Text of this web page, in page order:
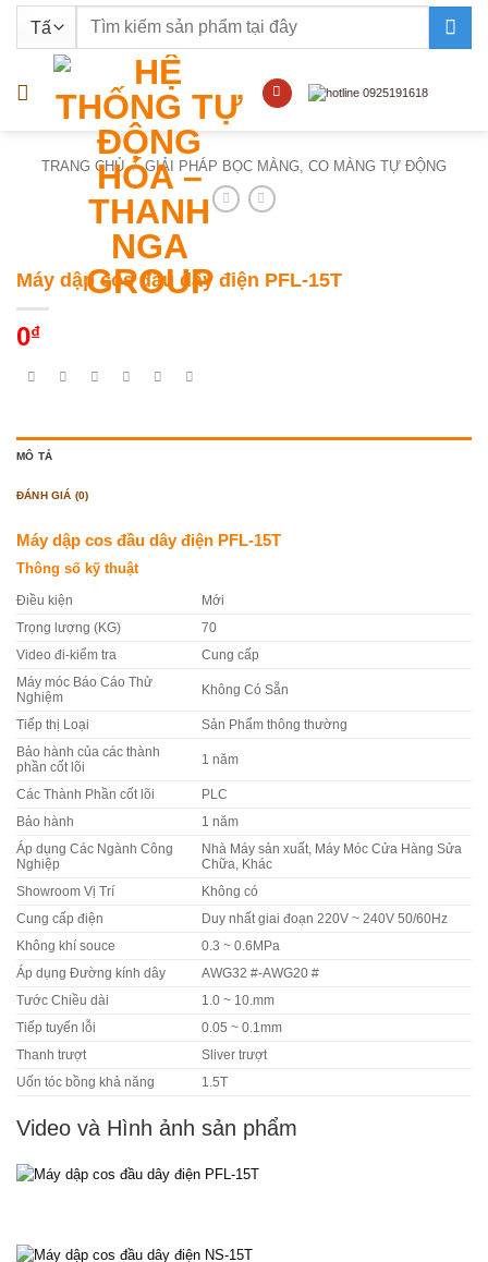
nội
Tìm
TRANG CHỦ / GIẢI PHÁP BỌC MÀNG, CO MÀNG TỰ ĐỘNG
Máy dập cos đầu dây điện PFL-15T
0₫
MÔ TẢ
ĐÁNH GIÁ (0)
Máy dập cos đầu dây điện PFL-15T
Thông số kỹ thuật
Điều kiện Mới
Trọng lượng (KG) 70
Video đi-kiểm tra Cung cấp
Máy móc Báo Cáo Thử
Nghiệm
Không Có Sẵn
Tiếp thị Loại Sản Phẩm thông thường
Bảo hành của các thành
phần cốt lõi
1 năm
Các Thành Phần cốt lõi PLC
Bảo hành 1 năm
Áp dụng Các Ngành Công
Nghiệp
Nhà Máy sản xuất, Máy Móc Cửa Hàng Sửa
Chữa, Khác
Showroom Vị Trí Không có
Cung cấp điện Duy nhất giai đoạn 220V ~ 240V 50/60Hz
Không khí souce 0.3 ~ 0.6MPa
Áp dụng Đường kính dây AWG32 #-AWG20 #
Tước Chiều dài 1.0 ~ 10.mm
Tiếp tuyến lỗi 0.05 ~ 0.1mm
Thanh trượt Sliver trượt
Uốn tóc bồng khả năng 1.5T
Video và Hình ảnh sản phẩm